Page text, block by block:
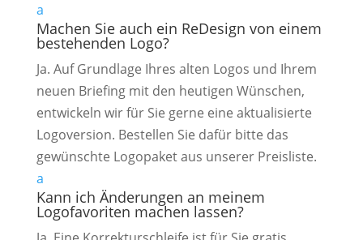
a
Machen Sie auch ein ReDesign von einem
bestehenden Logo?
Ja. Auf Grundlage Ihres alten Logos und Ihrem
neuen Briefing mit den heutigen Wünschen,
entwickeln wir für Sie gerne eine aktualisierte
Logoversion. Bestellen Sie dafür bitte das
gewünschte Logopaket aus unserer Preisliste.
a
Kann ich Änderungen an meinem
Logofavoriten machen lassen?